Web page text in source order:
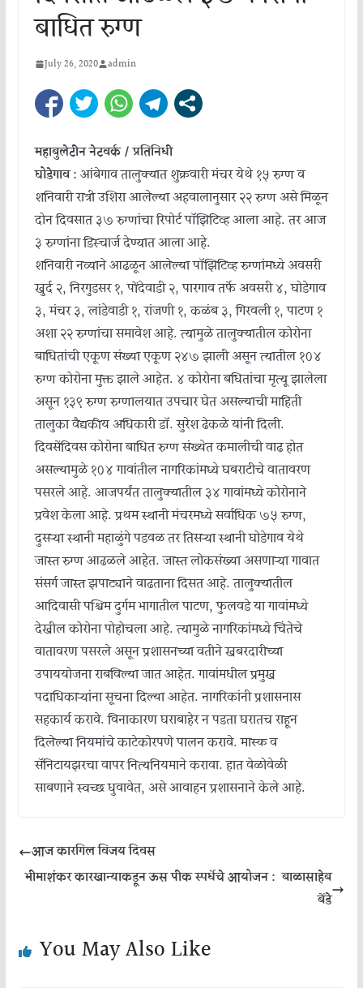
बाधित रुग्ण
July 26, 2020 admin
महाबुलेटीन नेटवर्क / प्रतिनिधी
घोडेगाव : आंबेगाव तालुक्यात शुक्रवारी मंचर येथे १५ रुग्ण व
शनिवारी रात्री उशिरा आलेल्या अहवालानुसार २२ रुग्ण असे मिळून
दोन दिवसात ३७ रुग्णांचा रिपोर्ट पॉझिटिव्ह आला आहे. तर आज
३ रुग्णांना डिस्चार्ज देण्यात आला आहे.
शनिवारी नव्याने आढळून आलेल्या पॉझिटिव्ह रुग्णांमध्ये अवसरी
खुर्द २, निरगुडसर १, पोंदेवाडी २, पारगाव तर्फे अवसरी ४, घोडेगाव
३, मंचर ३, लांडेवाडी १, रांजणी १, कळंब ३, गिरवली १, पाटण १
अशा २२ रुग्णांचा समावेश आहे. त्यामुळे तालुक्यातील कोरोना
बाधितांची एकूण संख्या एकूण २४७ झाली असून त्यातील १०४
रुग्ण कोरोना मुक्त झाले आहेत. ४ कोरोना बधितांचा मृत्यू झालेला
असून १३९ रुग्ण रुग्णालयात उपचार घेत असल्याची माहिती
तालुका वैद्यकीय अधिकारी डॉ. सुरेश ढेकळे यांनी दिली.
दिवसेंदिवस कोरोना बाधित रुग्ण संख्येत कमालीची वाढ होत
असल्यामुळे १०४ गावांतील नागरिकांमध्ये घबराटीचे वातावरण
पसरले आहे. आजपर्यंत तालुक्यातील ३४ गावांमध्ये कोरोनाने
प्रवेश केला आहे. प्रथम स्थानी मंचरमध्ये सर्वाधिक ७५ रुग्ण,
दुसऱ्या स्थानी महाळुंगे पडवळ तर तिसऱ्या स्थानी घोडेगाव येथे
जास्त रुग्ण आढळले आहेत. जास्त लोकसंख्या असणाऱ्या गावात
संसर्ग जास्त झपाट्याने वाढताना दिसत आहे. तालुक्यातील
आदिवासी पश्चिम दुर्गम भागातील पाटण, फुलवडे या गावांमध्ये
देखील कोरोना पोहोचला आहे. त्यामुळे नागरिकांमध्ये चिंतेचे
वातावरण पसरले असून प्रशासनच्या वतीने खबरदारीच्या
उपाययोजना राबविल्या जात आहेत. गावांमधील प्रमुख
पदाधिकाऱ्यांना सूचना दिल्या आहेत. नागरिकांनी प्रशासनास
सहकार्य करावे. विनाकारण घराबाहेर न पडता घरातच राहून
दिलेल्या नियमांचे काटेकोरपणे पालन करावे. मास्क व
सॅनिटायझरचा वापर नित्यनियमाने करावा. हात वेळोवेळी
साबणाने स्वच्छ धुवावेत, असे आवाहन प्रशासनाने केले आहे.
आज कारगिल विजय दिवस
भीमाशंकर कारखान्याकडून ऊस पीक स्पर्धेचे आयोजन : बाळासाहेब
बेंडे
You May Also Like